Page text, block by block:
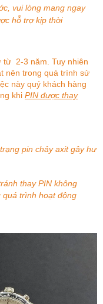
vui lòng mang ngay
hỗ trợ kịp thời
từ 2-3 năm. Tuy nhiên
nên trong quá trình sử
này quý khách hàng
khi PIN được thay
pin chảy axit gây hư
thay PIN không
quá trình hoạt động